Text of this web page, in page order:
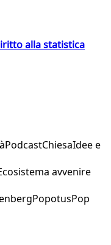
alla statistica
PodcastChiesaIdee e
avvenire
PopotusPop